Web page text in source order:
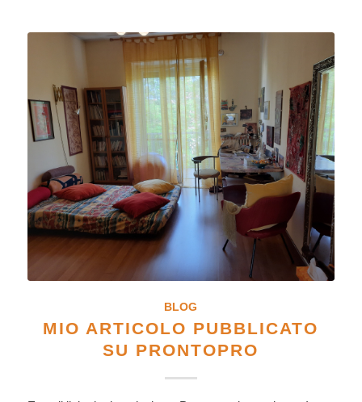
BLOG
MIO ARTICOLO PUBBLICATO
SU PRONTOPRO